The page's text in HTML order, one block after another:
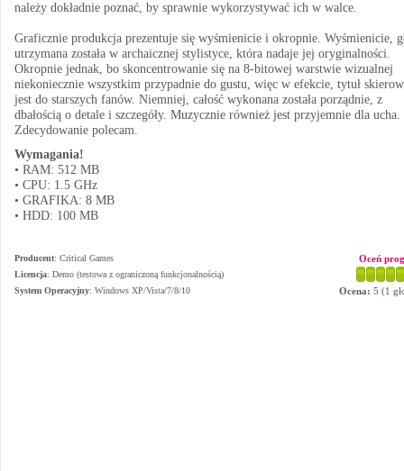
należy dokładnie poznać, by sprawnie wykorzystywać ich w walce.
Graficznie produkcja prezentuje się wyśmienicie i okropnie. Wyśmienicie,
utrzymana została w archaicznej stylistyce, która nadaje jej oryginalności.
Okropnie jednak, bo skoncentrowanie się na 8-bitowej warstwie wizualnej
niekoniecznie wszystkim przypadnie do gustu, więc w efekcie, tytuł
jest do starszych fanów. Niemniej, całość wykonana została porządnie, z
dbałością o detale i szczegóły. Muzycznie również jest przyjemnie dla ucha.
Zdecydowanie polecam.
Wymagania!
• RAM: 512 MB
• CPU: 1.5 GHz
• GRAFIKA: 8 MB
• HDD: 100 MB
Producent: Critical Games
Licencja: Demo (testowa z ograniczoną funkcjonalnością)
System Operacyjny: Windows XP/Vista/7/8/10
Oceń
Ocena: 5 (1